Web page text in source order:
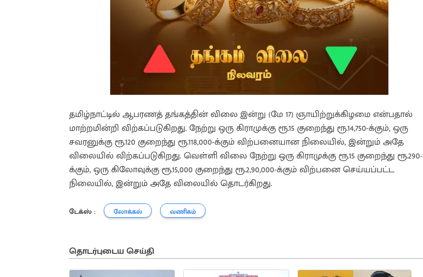
தமிழ்நாட்டில் ஆபரணத் தங்கத்தின் விலை இன்று (மே 17) ஞாயிற்றுக்கிழமை என்பதால்
மாற்றமின்றி விற்கப்படுகிறது. நேற்று ஒரு கிராமுக்கு ரூ.15 குறைந்து ரூ.14,750-க்கும், ஒரு
சவரனுக்கு ரூ.120 குறைந்து ரூ.118,000-க்கும் விற்பனையான நிலையில், இன்றும் அதே
விலையில் விற்கப்படுகிறது. வெள்ளி விலை நேற்று ஒரு கிராமுக்கு ரூ.15 குறைந்து ரூ.290-
க்கும், ஒரு கிலோவுக்கு ரூ.15,000 குறைந்து ரூ.2,90,000-க்கும் விற்பனை செய்யப்பட்ட
நிலையில், இன்றும் அதே விலையில் தொடர்கிறது.
டேக்ஸ் : லோக்கல் வணிகம்
தொடர்புடைய செய்தி